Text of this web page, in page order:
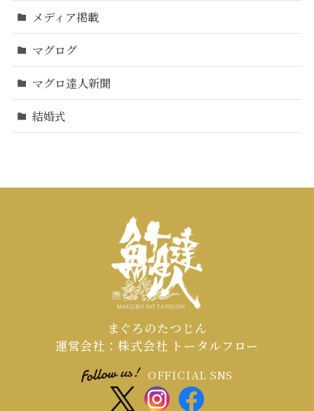
メディア掲載
マグログ
マグロ達人新聞
結婚式
まぐろのたつじん
運営会社：株式会社 トータルフロー
OFFICIAL SNS